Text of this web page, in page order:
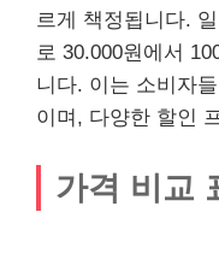
르게 책정됩니다.
로 30.000원에서
니다. 이는 소비자
이며, 다양한 할인
가격 비교